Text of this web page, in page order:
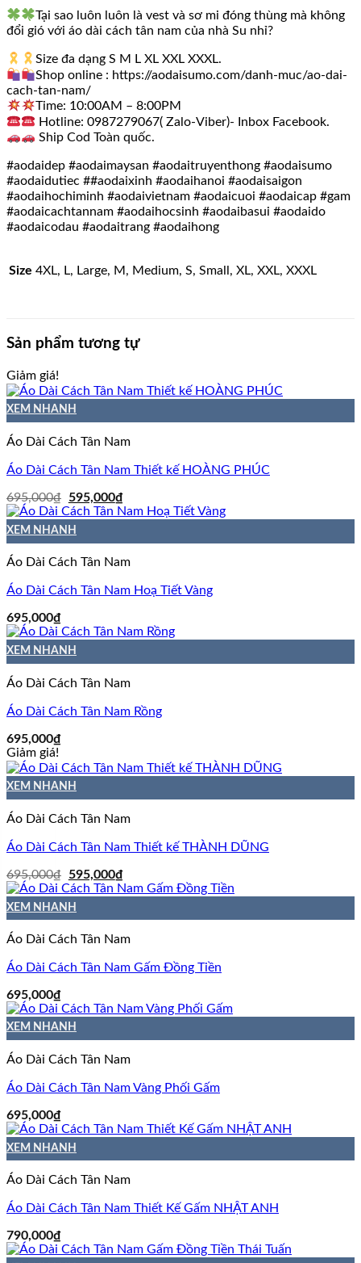
Tại sao luôn luôn là vest và sơ mi đóng thùng mà không
đổi gió với áo dài cách tân nam của nhà Su nhỉ?
Size đa dạng S M L XL XXL XXXL.
Shop online : https://aodaisumo.com/danh-muc/ao-dai-
cach-tan-nam/
Time: 10:00AM – 8:00PM
Hotline: 0987279067( Zalo-Viber)- Inbox Facebook.
Ship Cod Toàn quốc.
#aodaidep #aodaimaysan #aodaitruyenthong #aodaisumo
#aodaidutiec ##aodaixinh #aodaihanoi #aodaisaigon
#aodaihochiminh #aodaivietnam #aodaicuoi #aodaicap #gam
#aodaicachtannam #aodaihocsinh #aodaibasui #aodaido
#aodaicodau #aodaitrang #aodaihong
Size 4XL, L, Large, M, Medium, S, Small, XL, XXL, XXXL
Sản phẩm tương tự
Giảm giá!
XEM NHANH
Áo Dài Cách Tân Nam
Áo Dài Cách Tân Nam Thiết kế HOÀNG PHÚC
695,000₫
Giá
gốc
là:
695,000₫.
595,000₫Giá
hiện
tại
XEM NHANH
Áo Dài Cách Tân Nam
Áo Dài Cách Tân Nam Hoạ Tiết Vàng
695,000₫
XEM NHANH
Áo Dài Cách Tân Nam
Áo Dài Cách Tân Nam Rồng
695,000₫
Giảm giá!
XEM NHANH
Áo Dài Cách Tân Nam
Áo Dài Cách Tân Nam Thiết kế THÀNH DŨNG
695,000₫
Giá
gốc
là:
695,000₫.
595,000₫Giá
hiện
tại
XEM NHANH
Áo Dài Cách Tân Nam
Áo Dài Cách Tân Nam Gấm Đồng Tiền
695,000₫
XEM NHANH
Áo Dài Cách Tân Nam
Áo Dài Cách Tân Nam Vàng Phối Gấm
695,000₫
XEM NHANH
Áo Dài Cách Tân Nam
Áo Dài Cách Tân Nam Thiết Kế Gấm NHẬT ANH
790,000₫